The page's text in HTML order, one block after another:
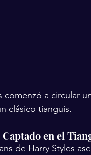
comenzó a circular
clásico tianguis.
en el
de Harry Styles